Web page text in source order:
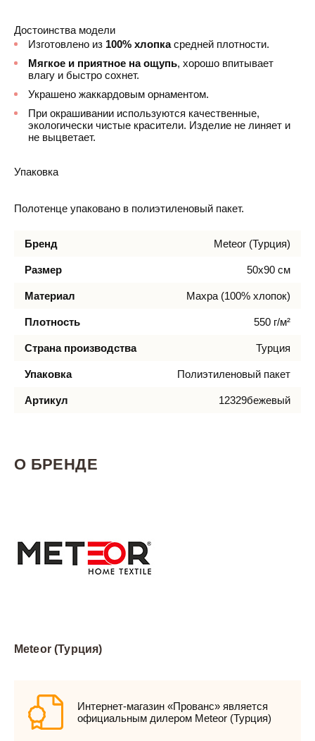
Достоинства модели
Изготовлено из 100% хлопкасредней плотности.
Мягкое и приятное на ощупь, хорошо впитывает
влагу и быстро сохнет.
Украшено жаккардовым орнаментом.
При окрашивании используются качественные,
экологически чистые красители. Изделие не линяет и
не выцветает.
Упаковка
Полотенце упаковано в полиэтиленовый пакет.
Бренд Meteor (Турция)
Размер 50х90 см
Материал Махра (100% хлопок)
Плотность 550 г/м²
Страна производства Турция
Упаковка Полиэтиленовый пакет
Артикул 12329бежевый
О БРЕНДЕ
Meteor (Турция)
Интернет-магазин «Прованс» является
официальным дилером Meteor (Турция)